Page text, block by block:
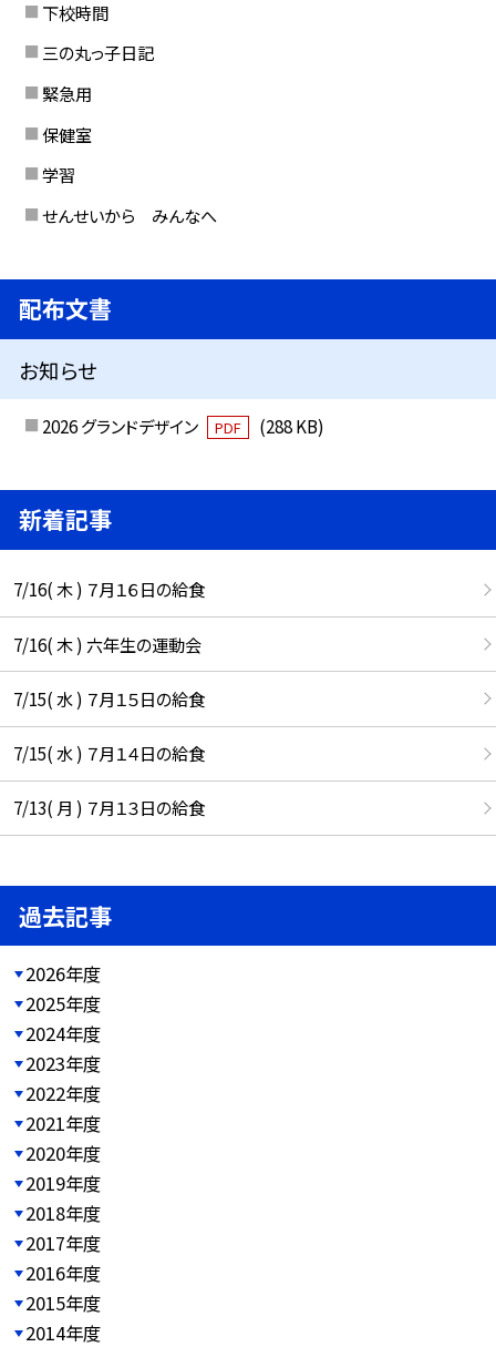
下校時間
三の丸っ子日記
緊急用
保健室
学習
せんせいから みんなへ
配布文書
お知らせ
2026 グランドデザイン PDF (288 KB)
新着記事
7/16( 木 ) ７月１６日の給食
7/16( 木 ) 六年生の運動会
7/15( 水 ) ７月１５日の給食
7/15( 水 ) ７月１４日の給食
7/13( 月 ) ７月１３日の給食
過去記事
2026年度
2025年度
2024年度
2023年度
2022年度
2021年度
2020年度
2019年度
2018年度
2017年度
2016年度
2015年度
2014年度